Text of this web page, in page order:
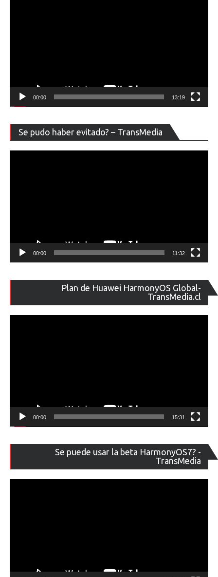
00:00 13:19
Se pudo haber evitado? – TransMedia
de
00:00 11:32
Plan de Huawei HarmonyOS Global-
TransMedia.cl
de
00:00 15:31
Se puede usar la beta HarmonyOS7? -
TransMedia
de